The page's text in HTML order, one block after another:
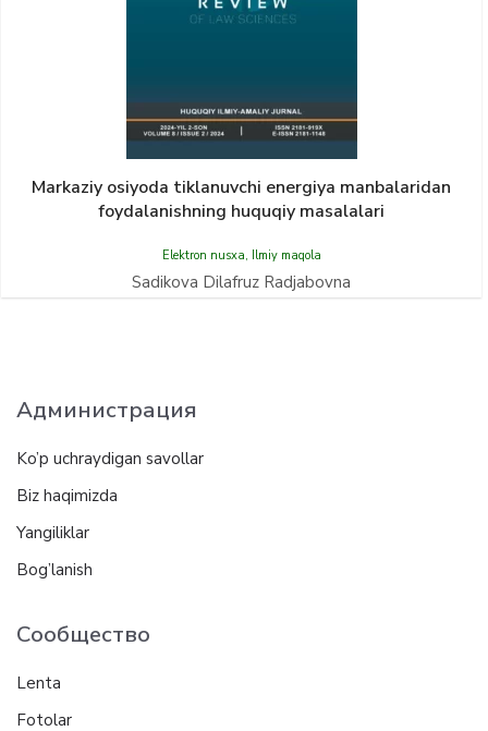
Markaziy osiyoda tiklanuvchi enеrgiya mаnbаlаridan
foydalanishning huquqiy masalalari
Elektron nusxa, Ilmiy maqola
Sadikova Dilafruz Radjabovna
Администрация
Ko’p uchraydigan savollar
Biz haqimizda
Yangiliklar
Bog’lanish
Сообщество
Lenta
Fotolar